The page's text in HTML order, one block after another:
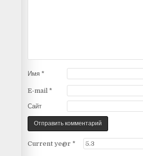
Имя *
E-mail *
Сайт
Current ye@r *